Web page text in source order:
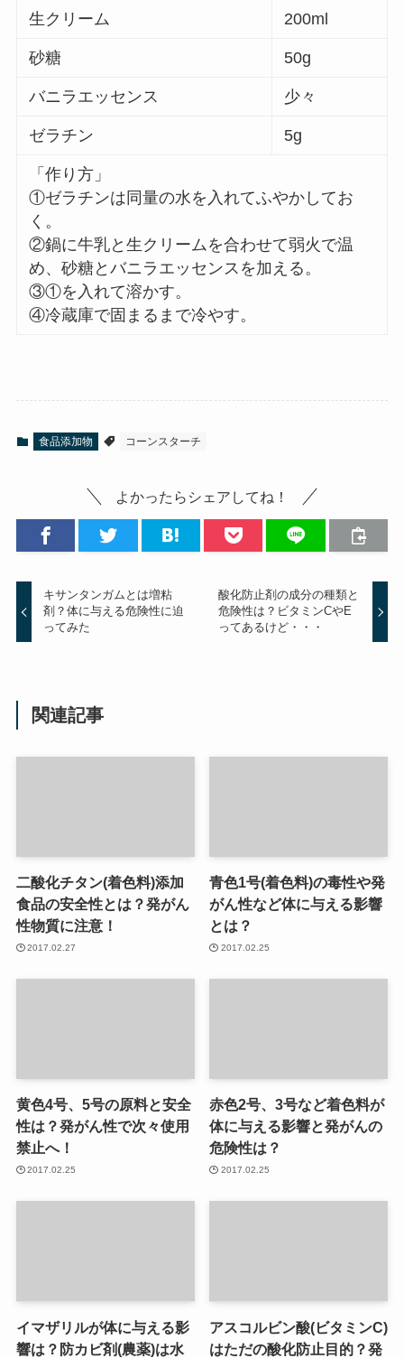
生クリーム 200ml
砂糖 50g
バニラエッセンス 少々
ゼラチン 5g
「作り方」
①ゼラチンは同量の水を入れてふやかしてお
く。
②鍋に牛乳と生クリームを合わせて弱火で温
め、砂糖とバニラエッセンスを加える。
③①を入れて溶かす。
④冷蔵庫で固まるまで冷やす。
食品添加物 コーンスターチ
よかったらシェアしてね！
キサンタンガムとは増粘
剤？体に与える危険性に迫
ってみた
酸化防止剤の成分の種類と
危険性は？ビタミンCやE
ってあるけど・・・
関連記事
二酸化チタン(着色料)添加
食品の安全性とは？発がん
性物質に注意！
2017.02.27
青色1号(着色料)の毒性や発
がん性など体に与える影響
とは？
2017.02.25
黄色4号、5号の原料と安全
性は？発がん性で次々使用
禁止へ！
2017.02.25
赤色2号、3号など着色料が
体に与える影響と発がんの
危険性は？
2017.02.25
イマザリルが体に与える影
響は？防カビ剤(農薬)は水
アスコルビン酸(ビタミンC)
はただの酸化防止目的？発